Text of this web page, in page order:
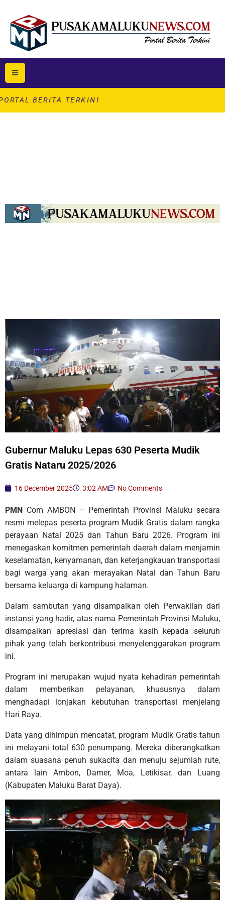
TERKINI
Gubernur Maluku Lepas 630 Peserta Mudik
Gratis Nataru 2025/2026
16 December 2025 3:02 AM No Comments
PMN Com AMBON – Pemerintah Provinsi Maluku secara
resmi melepas peserta program Mudik Gratis dalam rangka
perayaan Natal 2025 dan Tahun Baru 2026. Program ini
menegaskan komitmen pemerintah daerah dalam menjamin
keselamatan, kenyamanan, dan keterjangkauan transportasi
bagi warga yang akan merayakan Natal dan Tahun Baru
bersama keluarga di kampung halaman.
Dalam sambutan yang disampaikan oleh Perwakilan dari
instansi yang hadir, atas nama Pemerintah Provinsi Maluku,
disampaikan apresiasi dan terima kasih kepada seluruh
pihak yang telah berkontribusi menyelenggarakan program
ini.
Program ini merupakan wujud nyata kehadiran pemerintah
dalam memberikan pelayanan, khususnya dalam
menghadapi lonjakan kebutuhan transportasi menjelang
Hari Raya.
Data yang dihimpun mencatat, program Mudik Gratis tahun
ini melayani total 630 penumpang. Mereka diberangkatkan
dalam suasana penuh sukacita dan menuju sejumlah rute,
antara lain Ambon, Damer, Moa, Letikisar, dan Luang
(Kabupaten Maluku Barat Daya).